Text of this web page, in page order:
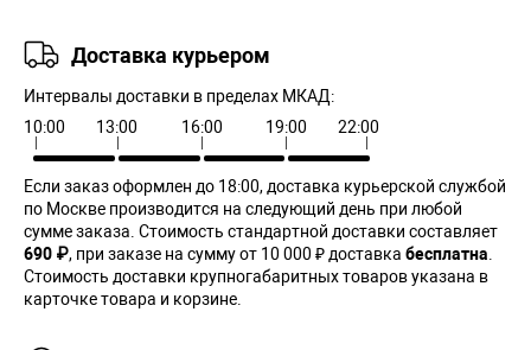
Доставка курьером
Интервалы доставки в пределах МКАД:
10:00
13:00 16:00 19:00 22:00
Если заказ оформлен до 18:00, доставка курьерской службой
по Москве производится на следующий день при любой
сумме заказа. Cтоимость стандартной доставки составляет
690 ₽, при заказе на сумму от 10 000 ₽ доставка бесплатна
Стоимость доставки крупногабаритных товаров указана в
карточке товара и корзине.